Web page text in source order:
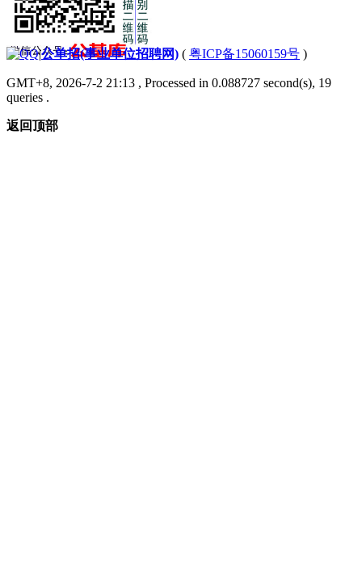
|公单招(事业单位招聘网) ( 粤ICP备15060159号 )
GMT+8, 2026-7-2 21:13 , Processed in 0.088727 second(s), 19
queries .
返回顶部